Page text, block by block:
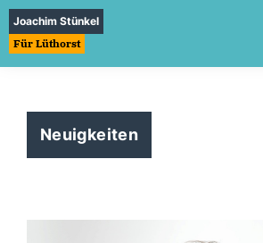
Joachim Stünkel
Für Lüthorst
Neuigkeiten